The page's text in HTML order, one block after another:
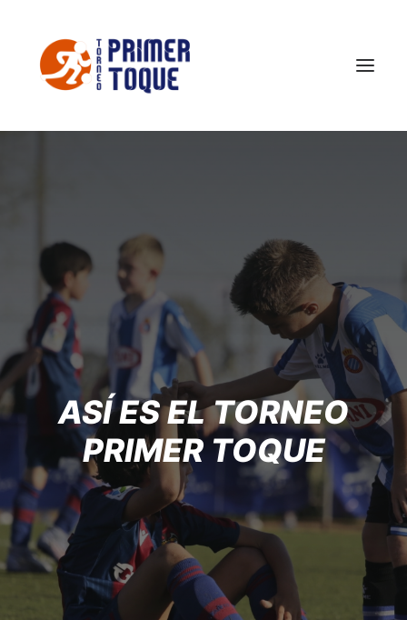
Conoce Castellón
Noticias
Contacto
ASÍ ES EL TORNEO
PRIMER TOQUE